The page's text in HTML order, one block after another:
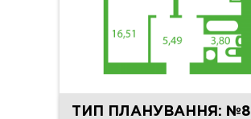
ТИП ПЛАНУВАННЯ: №8